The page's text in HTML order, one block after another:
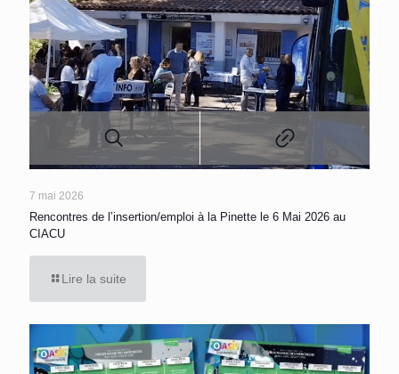
7 mai 2026
Rencontres de l’insertion/emploi à la Pinette le 6 Mai 2026 au
CIACU
Lire la suite